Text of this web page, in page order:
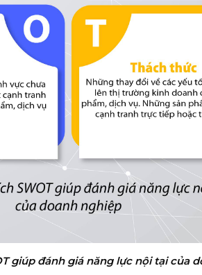
giúp đánh giá năng lực nội tại của